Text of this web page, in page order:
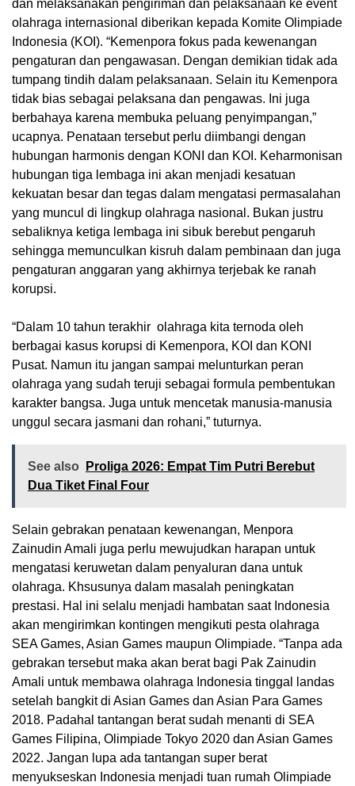
dan melaksanakan pengiriman dan pelaksanaan ke event
olahraga internasional diberikan kepada Komite Olimpiade
Indonesia (KOI). “Kemenpora fokus pada kewenangan
pengaturan dan pengawasan. Dengan demikian tidak ada
tumpang tindih dalam pelaksanaan. Selain itu Kemenpora
tidak bias sebagai pelaksana dan pengawas. Ini juga
berbahaya karena membuka peluang penyimpangan,”
ucapnya. Penataan tersebut perlu diimbangi dengan
hubungan harmonis dengan KONI dan KOI. Keharmonisan
hubungan tiga lembaga ini akan menjadi kesatuan
kekuatan besar dan tegas dalam mengatasi permasalahan
yang muncul di lingkup olahraga nasional. Bukan justru
sebaliknya ketiga lembaga ini sibuk berebut pengaruh
sehingga memunculkan kisruh dalam pembinaan dan juga
pengaturan anggaran yang akhirnya terjebak ke ranah
korupsi.
“Dalam 10 tahun terakhir olahraga kita ternoda oleh
berbagai kasus korupsi di Kemenpora, KOI dan KONI
Pusat. Namun itu jangan sampai melunturkan peran
olahraga yang sudah teruji sebagai formula pembentukan
karakter bangsa. Juga untuk mencetak manusia-manusia
unggul secara jasmani dan rohani,” tuturnya.
See also
Proliga 2026: Empat Tim Putri Berebut
Dua Tiket Final Four
Selain gebrakan penataan kewenangan, Menpora
Zainudin Amali juga perlu mewujudkan harapan untuk
mengatasi keruwetan dalam penyaluran dana untuk
olahraga. Khsusunya dalam masalah peningkatan
prestasi. Hal ini selalu menjadi hambatan saat Indonesia
akan mengirimkan kontingen mengikuti pesta olahraga
SEA Games, Asian Games maupun Olimpiade. “Tanpa ada
gebrakan tersebut maka akan berat bagi Pak Zainudin
Amali untuk membawa olahraga Indonesia tinggal landas
setelah bangkit di Asian Games dan Asian Para Games
2018. Padahal tantangan berat sudah menanti di SEA
Games Filipina, Olimpiade Tokyo 2020 dan Asian Games
2022. Jangan lupa ada tantangan super berat
menyukseskan Indonesia menjadi tuan rumah Olimpiade